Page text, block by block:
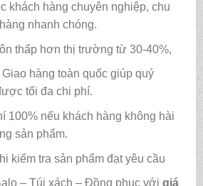
khách hàng chuyên nghiệp, chu
nhanh chóng.
thấp hơn thị trường từ 30-40%,
hàng toàn quốc giúp quý
tối đa chi phí.
100% nếu khách hàng không hài
sản phẩm.
kiểm tra sản phẩm đạt yêu cầu
– Túi xách – Đồng phục với giá